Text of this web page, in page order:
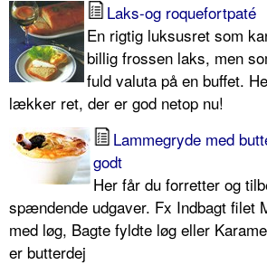
Laks-og roquefortpaté
En rigtig luksusret som
billig frossen laks, men
fuld valuta på en buffet.
lækker ret, der er god netop nu!
Lammegryde med
godt
Her får du forretter og
spændende udgaver. Fx Indbagt filet
med løg, Bagte fyldte løg eller
er butterdej